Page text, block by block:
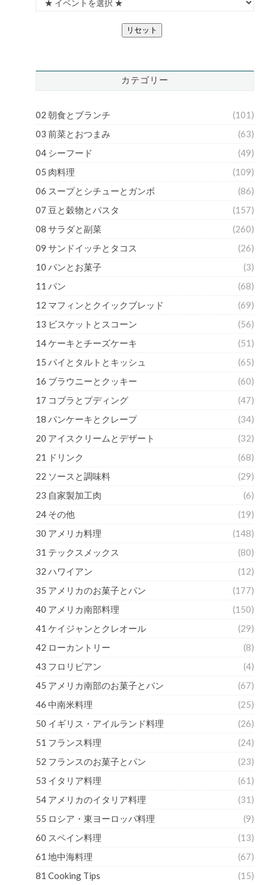
リセット
カテゴリー
02 朝食とブランチ
(101)
03 前菜とおつまみ
(63)
04 シーフード
(49)
05 肉料理
(109)
06 スープとシチューとガンボ
(86)
07 豆と穀物とパスタ
(157)
08 サラダと副菜
(260)
09 サンドイッチとタコス
(26)
10 パンとお菓子
(3)
11 パン
(68)
12 マフィンとクイックブレッド
(69)
13 ビスケットとスコーン
(56)
14 ケーキとチーズケーキ
(51)
15 パイとタルトとキッシュ
(65)
16 ブラウニーとクッキー
(60)
17 コブラとプディング
(47)
18 パンケーキとクレープ
(34)
20 アイスクリームとデザート
(32)
21 ドリンク
(68)
22 ソースと調味料
(29)
23 自家製加工肉
(6)
24 その他
(19)
30 アメリカ料理
(148)
31 テックスメックス
(80)
32 ハワイアン
(12)
35 アメリカのお菓子とパン
(177)
40 アメリカ南部料理
(150)
41 ケイジャンとクレオール
(29)
42 ローカントリー
(8)
43 フロリビアン
(4)
45 アメリカ南部のお菓子とパン
(67)
46 中南米料理
(25)
50 イギリス・アイルランド料理
(26)
51 フランス料理
(24)
52 フランスのお菓子とパン
(23)
53 イタリア料理
(61)
54 アメリカのイタリア料理
(31)
55 ロシア・東ヨーロッパ料理
(9)
60 スペイン料理
(13)
61 地中海料理
(67)
81 Cooking Tips
(15)